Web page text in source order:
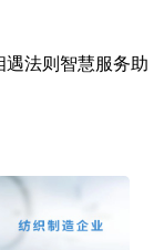
遇法则智慧服务助